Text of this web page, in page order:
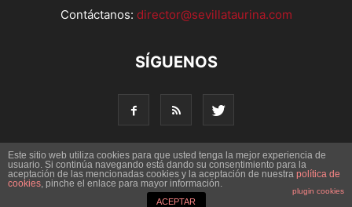
Contáctanos: director@sevillataurina.com
SÍGUENOS
© Copyright 2016 - Sevilla Taurina. Todos los derechos
reservados | Desarrollado por
Este sitio web utiliza cookies para que usted tenga la mejor experiencia de
usuario. Si continúa navegando está dando su consentimiento para la
aceptación de las mencionadas cookies y la aceptación de nuestra política de
cookies, pinche el enlace para mayor información.
plugin cookies
ACEPTAR